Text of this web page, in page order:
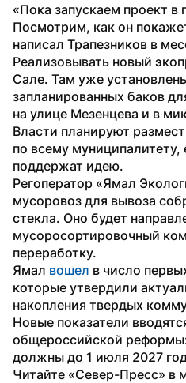
«Пока запускаем проект
Посмотрим, как он
написал Трапезников в
Реализовывать новый
Сале. Там уже
запланированных баков
на улице Мезенцева и в
Власти планируют
по всему
поддержат идею.
Регоператор «Ямал
мусоровоз для вывоза
стекла. Оно будет
мусоросортировочный
переработку.
Ямал вошел в число
которые утвердили
накопления твердых
Новые показатели
общероссийской
должны до 1 июля 2027
Читайте «Север-Пресс» в